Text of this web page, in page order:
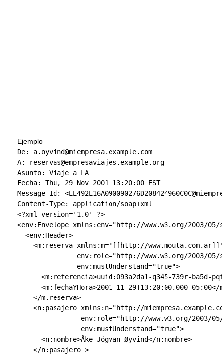
Ejemplo
De: a.oyvind@miempresa.example.com
A: reservas@empresaviajes.example.org
Asunto: Viaje a LA
Fecha: Thu, 29 Nov 2001 13:20:00 EST
Message-Id:
<?xml version='1.0'
?>
<env:Envelope xmlns:env="http://www.w3.org/2003/05/
<env:Header>
<m:reserva xmlns:m="[[http://
env:role="http://www.w3.org/2003/
env:mustUnderstand="true">
<m:referencia>uuid:093a2da1-q345-739r-ba5d-
<m:fechaYHora>2001-11-29T13:20:00.000-05:00</
</m:reserva>
<n:pasajero xmlns:n="http://
env:role="http://www.w3.org/2003/
env:mustUnderstand="true">
<n:nombre>Åke Jógvan Øyvind</n:nombre>
</n:pasajero >